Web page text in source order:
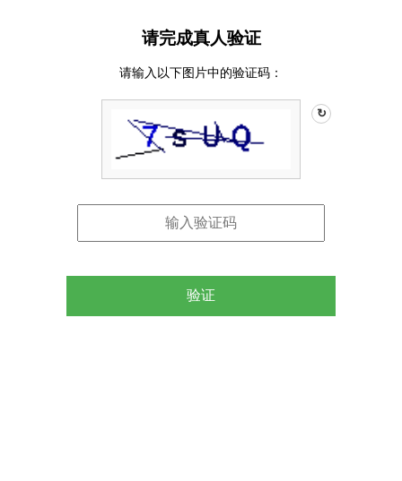
请完成真人验证
请输入以下图片中的验证码：
↻
验证